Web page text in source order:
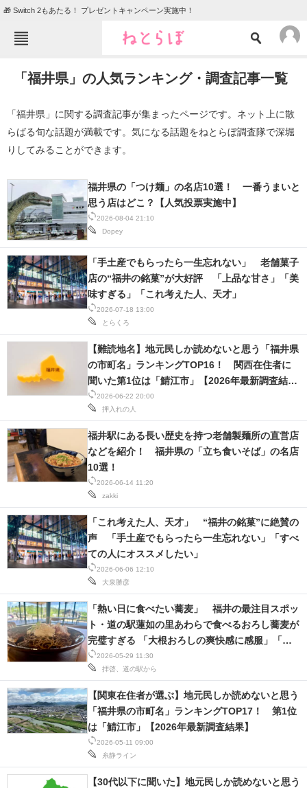
🎁 Switch 2もあたる！ プレゼントキャンペーン実施中！
TOP ニュース
グルメ 地域
動物 リサーチ
会員記事
メディア
注目記事を集めた総合ページ
ITの今と未来を見通す
スマホと通信の最新トレンド
進化するPCとデバイスの未来
好きが集まる 比べて選べる
ビジネスと働き方のヒント
AI活用のいまが分かる
企業ITのトレンドを詳説
経営リーダーのコミュニティ
マーケ×ITの今がよく分かる
ITエンジニア向け専門サイト
IT製品の技術・比較・事例
製造業のIT導入・活用を支援
モノづくり技術者専門サイト
エレクトロニクス専門サイト
電子設計の基本と応用
エネルギーの専門メディア
「福井県」の人気ランキング・調査記事一覧
「福井県」に関する調査記事が集まったページです。ネット上に散
らばる旬な話題が満載です。気になる話題をねとらぼ調査隊で深堀
りしてみることができます。
2026-08-04 21:10
Dopey
福井県の「つけ麺」の名店10選！ 一番うまいと
思う店はどこ？【人気投票実施中】
2026-07-18 13:00
とらくろ
「手土産でもらったら一生忘れない」 老舗菓子
店の“福井の銘菓”が大好評 「上品な甘さ」「美
味すぎる」「これ考えた人、天才」
2026-06-22 20:00
押入れの人
【難読地名】地元民しか読めないと思う「福井県
の市町名」ランキングTOP16！ 関西在住者に
聞いた第1位は「鯖江市」【2026年最新調査結
果】
2026-06-14 11:20
zakki
福井駅にある長い歴史を持つ老舗製麺所の直営店
などを紹介！ 福井県の「立ち食いそば」の名店
10選！
2026-06-06 12:10
大泉勝彦
「これ考えた人、天才」 “福井の銘菓”に絶賛の
声 「手土産でもらったら一生忘れない」「すべ
ての人にオススメしたい」
2026-05-29 11:30
拝啓、道の駅から
「熱い日に食べたい蕎麦」 福井の最注目スポッ
ト・道の駅蓮如の里あわらで食べるおろし蕎麦が
完璧すぎる 「大根おろしの爽快感に感服」「肉
厚な焼き鯖寿司と一緒に食べたい」
2026-05-11 09:00
糸静ライン
【関東在住者が選ぶ】地元民しか読めないと思う
「福井県の市町名」ランキングTOP17！ 第1位
は「鯖江市」【2026年最新調査結果】
【30代以下に聞いた】地元民しか読めないと思う